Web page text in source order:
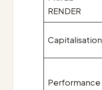
RENDER
Capitalisation
Performance